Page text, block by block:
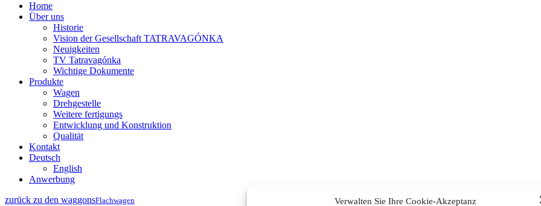
Verwalten Sie Ihre Cookie-Akzeptanz
Home
Über uns
Historie
Vision der Gesellschaft TATRAVAGÓNKA
Neuigkeiten
TV Tatravagónka
Wichtige Dokumente
Produkte
Wagen
Drehgestelle
Weitere fertigungs
Entwicklung und Konstruktion
Qualität
Kontakt
Deutsch
English
Anwerbung
zurück zu den waggonsFlachwagen